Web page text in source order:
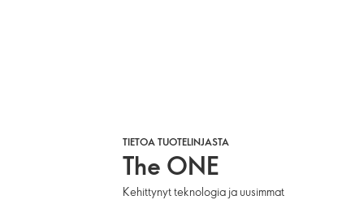
TIETOA TUOTELINJASTA
The ONE
Kehittynyt teknologia ja uusimmat